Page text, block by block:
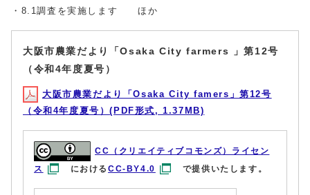
・8.1調査を実施します ほか
大阪市農業だより「Osaka City farmers 」第12号
（令和4年度夏号）
大阪市農業だより「Osaka City famers」第12号
（令和4年度夏号）(PDF形式, 1.37MB)
CC（クリエイティブコモンズ）ライセン
ス
におけるCC-BY4.0 で提供いたします。